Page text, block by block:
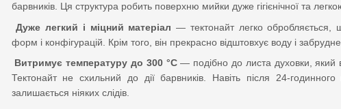
барвників. Ця структура робить поверхню мийки дуже гігієнічної та
Дуже легкий і міцний матеріал — тектонайт легко
форм і конфігурацій. Крім того, він прекрасно відштовхує воду і
Витримує температуру до 300 °C — подібно до листа духовки,
Тектонайт не схильний до дії барвників. Навіть після 24-
залишається ніяких слідів.